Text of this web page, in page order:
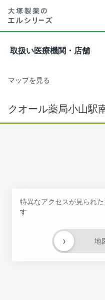
取扱い医療機関・店舗
マップを見る
クオール薬局小山駅
特異なアクセスが見られ
す
地
›